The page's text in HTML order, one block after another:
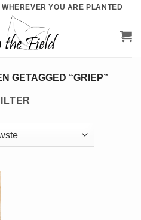
YOU ARE PLANTED
GETAGGED “GRIEP”